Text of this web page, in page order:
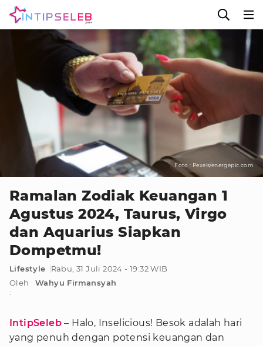
Foto : Pexels/energepic.com
Ramalan Zodiak Keuangan 1
Agustus 2024, Taurus, Virgo
dan Aquarius Siapkan
Dompetmu!
Lifestyle
Rabu, 31 Juli 2024 - 19:32 WIB
Oleh
:
Wahyu Firmansyah
IntipSeleb – Halo, Inselicious! Besok adalah hari
yang penuh dengan potensi keuangan dan